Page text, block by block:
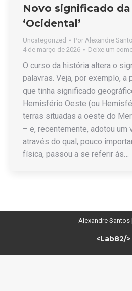
Novo significado
‘Ocidental’
Uncategorized Por Alexandre
4 de março de 2026
Deixe um
O curso da história altera o
palavras. Veja, por exemplo, a
que tinha significado
Hemisfério Oeste (ou
terras situadas a oeste do
– e, recentemente, adotou um
através do qual, pouco
física, passou a se referir às…
Alexandre Santos
<Lab82/>